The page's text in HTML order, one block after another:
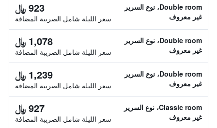
Double room، نوع السرير
غير معروف
923 ﷼
سعر الليلة شامل الصريبة المضافة
Double room، نوع السرير
غير معروف
1,078 ﷼
سعر الليلة شامل الصريبة المضافة
Double room، نوع السرير
غير معروف
1,239 ﷼
سعر الليلة شامل الصريبة المضافة
Classic room، نوع السرير
غير معروف
927 ﷼
سعر الليلة شامل الصريبة المضافة